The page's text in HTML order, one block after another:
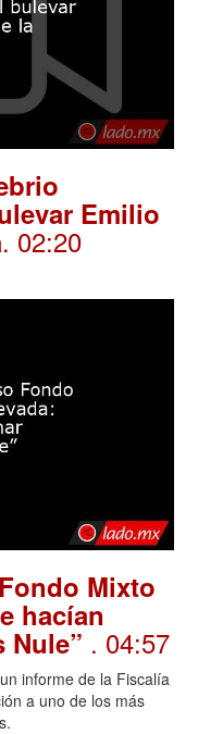
Emilio
. 02:20
Mixto
hacían
Nule” . 04:57
informe de la Fiscalía
a uno de los más